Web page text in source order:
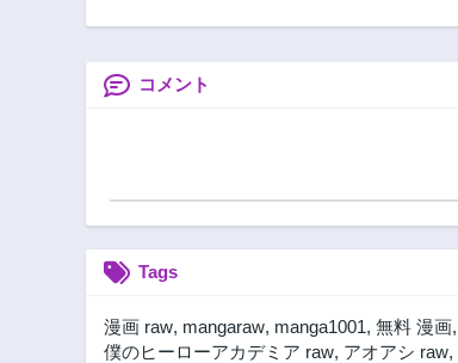
コメント
Tags
漫画 raw, mangaraw, manga1001, 無料 漫画,
僕のヒーローアカデミア raw, アオアシ raw,